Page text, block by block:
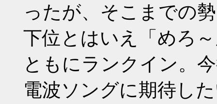
ったが、そこまでの
下位とはいえ「めろ
ともにランクイン。
電波ソングに期待し